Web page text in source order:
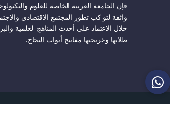
فإن الجامعة العربية الخاصة للعلوم
واثقة لتواكب تطور المجتمع الاقتصادي
خلال الاعتماد على أحدث المناهج العلمية
طلابها وخريجيها مفاتيح أبواب النجاح.